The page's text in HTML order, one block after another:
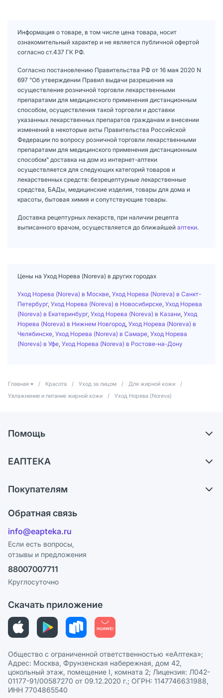
Информация о товаре, в том числе цена товара, носит
ознакомительный характер и не является публичной офертой
согласно ст.437 ГК РФ.
Согласно постановлению Правительства РФ от 16 мая 2020 N
697 "Об утверждении Правил выдачи разрешения на
осуществление розничной торговли лекарственными
препаратами для медицинского применения дистанционным
способом, осуществления такой торговли и доставки
указанных лекарственных препаратов гражданам и внесении
изменений в некоторые акты Правительства Российской
Федерации по вопросу розничной торговли лекарственными
препаратами для медицинского применения дистанционным
способом" доставка на дом из интернет-аптеки
осуществляется для следующих категорий товаров и
лекарственных средств: безрецептурные лекарственные
средства, БАДы, медицинские изделия, товары для дома и
красоты, бытовая химия и сопутствующие товары.
Доставка рецептурных лекарств, при наличии рецепта
выписанного врачом, осуществляется до ближайшей аптеки.
Цены на Уход Норева (Noreva) в других городах
Уход Норева (Noreva) в Москве Уход Норева (Noreva) в Санкт-
Петербург, Уход Норева (Noreva) в Новосибирске Уход Норева
(Noreva) в Екатеринбург, Уход Норева (Noreva) в Казани Уход
Норева (Noreva) в Нижнем Новгород Уход Норева (Noreva) в
Челябинске Уход Норева (Noreva) в Самаре Уход Норева
(Noreva) в Уфе Уход Норева (Noreva) в Ростове-на-Дону
Главная / Красота / Уход за лицом / Для жирной кожи
/
Увлажнение и питание жирной кожи
/ Уход Норева (Noreva)
Помощь
Самовывоз из аптек
Ответы на вопросы
Блог
ЕАПТЕКА
Карьера
Поставщики
Лицензия
Реклама на сайте
Ваши товары на ЕАПТЕКЕ
Покупателям
Программа СберСпасибо
Политика конфиденциальности
Пользовательское соглашение
Политика рекомендаций
Этика и соответствие
Политика в отношении обработки персональных данных
Обратная связь
info@eapteka.ru
Если есть вопросы,
отзывы и предложения
88007007711
Круглосуточно
Скачать приложение
Общество с ограниченной ответственностью «еАптека»;
Адрес: Москва, Фрунзенская набережная, дом 42,
цокольный этаж, помещение I, комната 2; Лицензия: Л042-
01177-91/00587270 от 09.12.2020 г.; ОГРН: 1147746631988,
ИНН 7704865540